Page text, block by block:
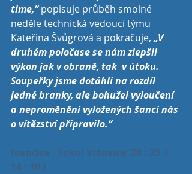
time,“ popisuje průběh smolné
neděle technická vedoucí týmu
Kateřina Švůgrová a pokračuje, „V
druhém poločase se nám zlepšil
výkon jak v obraně, tak  v útoku.
Soupeřky jsme dotáhli na rozdíl
jedné branky, ale bohužel vyloučení
a neproměnění vyložených šancí nás
o vítězství připravilo.“
Ivančice - Sokol Vršovice  28 : 25  (
14 : 10 )